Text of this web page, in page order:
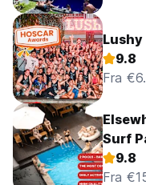
9.8
Fra
Surf
9.8
Fra